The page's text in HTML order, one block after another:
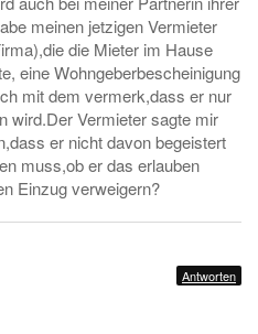
meinen jetzigen Vermieter
die Mieter im Hause
eine Wohngeberbescheinigung
mit dem vermerk,dass er nur
wird.Der Vermieter sagte mir
er nicht davon begeistert
muss,ob er das erlauben
Einzug verweigern?
Antworten